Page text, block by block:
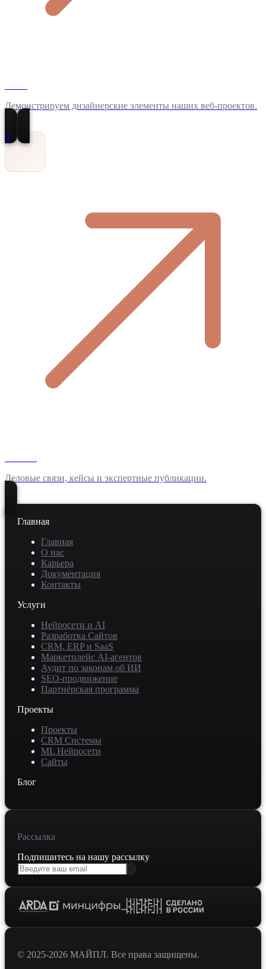
Демонстрируем дизайнерские элементы наших веб-проектов.
T
Деловые связи, кейсы и экспертные публикации.
Главная
Главная
О нас
Карьера
Документация
Контакты
Услуги
Нейросети и AI
Разработка Сайтов
CRM, ERP и SaaS
Маркетплейс AI-агентов
Аудит по законам об ИИ
SEO-продвижение
Партнёрская программа
Проекты
Проекты
CRM Системы
ML Нейросети
Сайты
Блог
Рассылка
Подпишитесь на нашу рассылку
© 2025-2026 МАЙПЛ. Все права защищены.